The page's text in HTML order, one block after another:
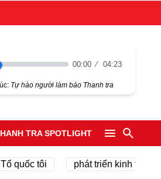
00:00 04:23
Tự hào người làm báo Thanh tra
TRA SPOTLIGHT
tôi phát triển kinh tế tư nhân